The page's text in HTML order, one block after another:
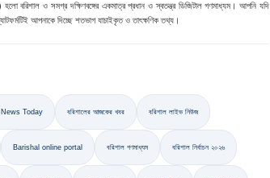
ও সমগ্র দক্ষিণবঙ্গের একমাত্র প্রধান ও স্বতন্ত্র ডিজিটাল গণমাধ্যম। আপনি যদি
আপনাকে দিচ্ছে শতভাগ যাচাইকৃত ও তাৎক্ষণিক তথ্য।
Today বরিশালের আজকের খবর বরিশাল লাইভ নিউজ
Barishal online portal বরিশাল গণমাধ্যম বরিশাল নির্বাচন ২০২৬